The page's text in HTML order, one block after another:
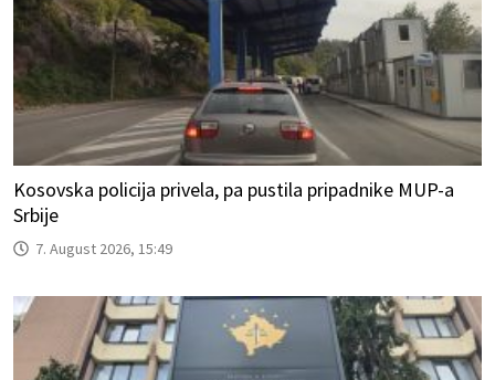
Kosovska policija privela, pa pustila pripadnike MUP-a
Srbije
7. August 2026, 15:49